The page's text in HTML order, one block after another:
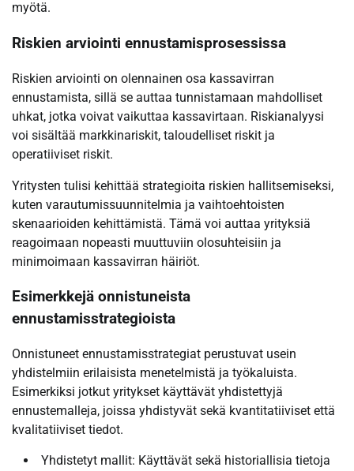
myötä.
Riskien arviointi ennustamisprosessissa
Riskien arviointi on olennainen osa kassavirran
ennustamista, sillä se auttaa tunnistamaan mahdolliset
uhkat, jotka voivat vaikuttaa kassavirtaan. Riskianalyysi
voi sisältää markkinariskit, taloudelliset riskit ja
operatiiviset riskit.
Yritysten tulisi kehittää strategioita riskien hallitsemiseksi,
kuten varautumissuunnitelmia ja vaihtoehtoisten
skenaarioiden kehittämistä. Tämä voi auttaa yrityksiä
reagoimaan nopeasti muuttuviin olosuhteisiin ja
minimoimaan kassavirran häiriöt.
Esimerkkejä onnistuneista
ennustamisstrategioista
Onnistuneet ennustamisstrategiat perustuvat usein
yhdistelmiin erilaisista menetelmistä ja työkaluista.
Esimerkiksi jotkut yritykset käyttävät yhdistettyjä
ennustemalleja, joissa yhdistyvät sekä kvantitatiiviset että
kvalitatiiviset tiedot.
Yhdistetyt mallit: Käyttävät sekä historiallisia tietoja